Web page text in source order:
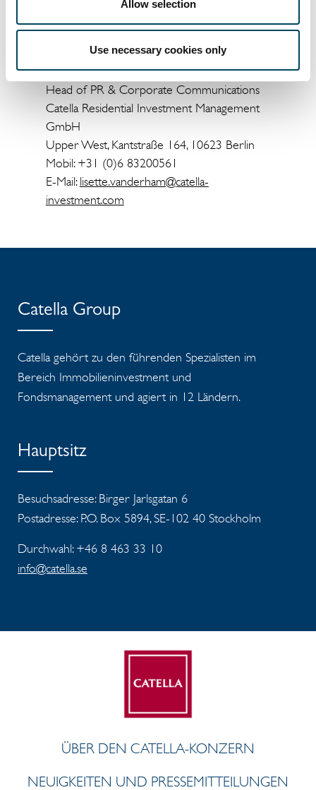
Allow selection
Use necessary cookies only
Weitere Informationen:
Lisette van der Ham
Head of PR & Corporate Communications
Catella Residential Investment Management
GmbH
Upper West, Kantstraße 164, 10623 Berlin
Mobil: +31 (0)6 83200561
E-Mail:lisette.vanderham@catella-
investment.com
Catella Group
Catella gehört zu den führenden Spezialisten im
Bereich Immobilieninvestment und
Fondsmanagement und agiert in 12 Ländern.
Hauptsitz
Besuchsadresse: Birger Jarlsgatan 6
Postadresse: P.O. Box 5894, SE-102 40 Stockholm
Durchwahl: +46 8 463 33 10
info@catella.se
ÜBER DEN CATELLA-KONZERN
NEUIGKEITEN UND PRESSEMITTEILUNGEN